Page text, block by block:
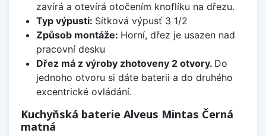
zavírá a otevírá otočením knoflíku na dřezu.
Typ výpusti: Sítková výpusť 3 1/2
Způsob montáže: Horní, dřez je usazen nad
pracovní desku
Dřez má z výroby zhotoveny 2 otvory. Do
jednoho otvoru si dáte baterii a do druhého
excentrické ovládání.
Kuchyňská baterie Alveus Mintas Černá
matná